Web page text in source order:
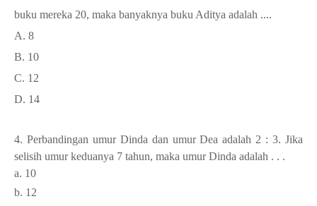
buku mereka 20, maka banyaknya buku Aditya adalah ....
A. 8
B. 10
C. 12
D. 14
4. Perbandingan umur Dinda dan umur Dea adalah 2 : 3. Jika
selisih umur keduanya 7 tahun, maka umur Dinda adalah . . .
a. 10
b. 12